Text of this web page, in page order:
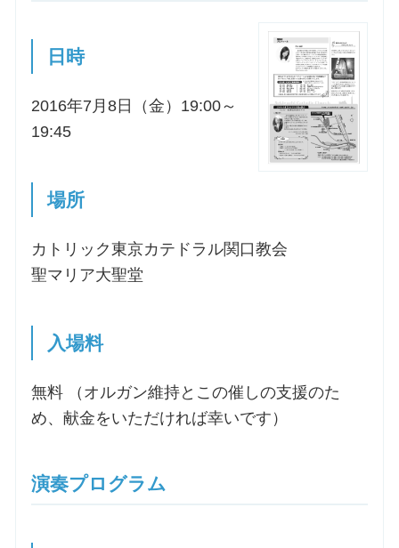
日時
2016年7月8日（金）19:00～
19:45
場所
カトリック東京カテドラル関口教会
聖マリア大聖堂
入場料
無料 （オルガン維持とこの催しの支援のた
め、献金をいただければ幸いです）
演奏プログラム